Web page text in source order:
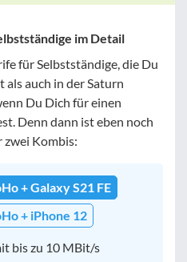
im Detail
für Selbstständige, die Du
auch in der Saturn
Du Dich für einen
Denn dann ist eben noch
zwei Kombis:
+ Galaxy S21 FE
+ iPhone 12
bis zu 10 MBit/s